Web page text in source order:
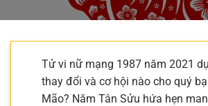
Tử vi nữ mạng 1987 năm 2021
thay đổi và cơ hội nào cho quý
Mão? Năm Tân Sửu hứa hẹn